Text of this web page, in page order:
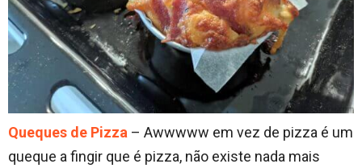
Queques de Pizza – Awwwww em vez de pizza é um
queque a fingir que é pizza, não existe nada mais